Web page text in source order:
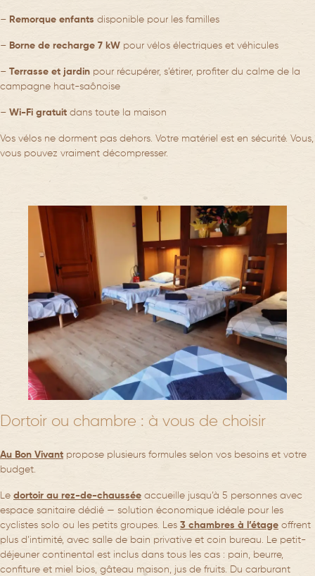
– Remorque enfants disponible pour les familles
– Borne de recharge 7 kW pour vélos électriques et véhicules
– Terrasse et jardin pour récupérer, s’étirer, profiter du calme de la
campagne haut-saônoise
– Wi-Fi gratuit dans toute la maison
Vos vélos ne dorment pas dehors. Votre matériel est en sécurité. Vous,
vous pouvez vraiment décompresser.
Dortoir ou chambre : à vous de choisir
Au Bon Vivant propose plusieurs formules selon vos besoins et votre
budget.
Le dortoir au rez-de-chaussée accueille jusqu’à 5 personnes avec
espace sanitaire dédié — solution économique idéale pour les
cyclistes solo ou les petits groupes. Les 3 chambres à l’étage offrent
plus d’intimité, avec salle de bain privative et coin bureau. Le petit-
déjeuner continental est inclus dans tous les cas : pain, beurre,
confiture et miel bios, gâteau maison, jus de fruits. Du carburant